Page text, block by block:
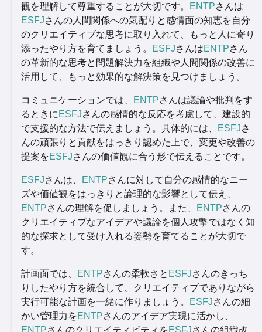
観を理解して尊重することが大切です。
ENTPさんは
ESFJさんの人間関係への気配りと感情面の知恵を自分
のクリエイティブな思考に取り入れて、もっと人に寄り
添ったやり方を育てましょう。
ESFJさんはENTPさん
の革新的な思考と問題解決力を組織や人間関係の改善に
活用して、もっと効果的な解決策を見つけましょう。
コミュニケーションでは、 ENTPさんは議論や批判をす
るときに ESFJさんの感情的な反応を考慮して、建設的
で支援的な方法で伝えましょう。具体的には、
ESFJさ
んの頑張りと貢献をはっきり認めた上で、変更や改善の
提案をESFJさんの価値観に合う形で伝えることです。
ESFJさんは、 ENTPさんに対して自分の感情的なニー
ズや価値観をはっきりと論理的な影響として伝え、
ENTPさんの理解を促しましょう。また、 ENTPさんの
クリエイティブなアイデアや議論を個人攻撃ではなく知
的な探求として受け入れる姿勢を育てることが大切で
す。
計画面では、 ENTPさんの柔軟さと ESFJさんのきっち
りしたやり方を統合して、クリエイティブでありながら
実行可能な計画を一緒に作りましょう。
ESFJさんの細
かい管理力をENTPさんのアイデア実現に活かし、
ENTPさんのクリエイティビティをESFJさんの組織改